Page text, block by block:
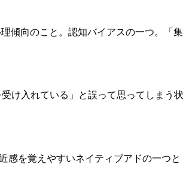
傾向のこと。認知バイアスの一つ。「集
け入れている」と誤って思ってしまう状
感を覚えやすいネイティブアドの一つと